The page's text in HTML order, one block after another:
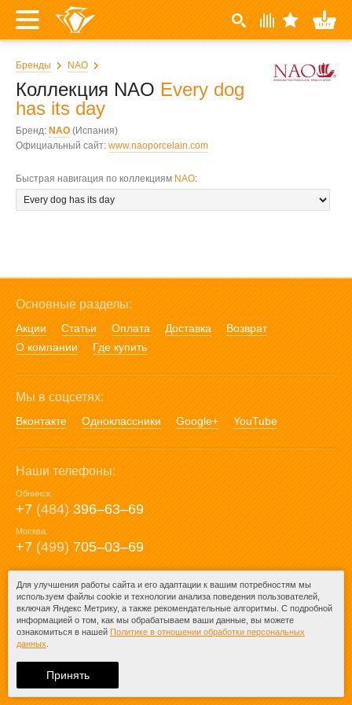
Бренды NAO
Коллекция NAO Every dog
has its day
Бренд: NAO (Испания)
Официальный сайт: www.naoporcelain.com
Быстрая навигация по коллекциям NAO:
Основные разделы:
Акции Статьи Оплата Доставка
Возврат
О компании
Где купить
Мы в соцсетях:
Вконтакте Одноклассники Google+ YouTube
Наши телефоны:
Обнинск:
+7 (484) 396‒63‒69
Москва:
+7 (499) 705‒03‒69
E-mail:
mail@posuda40.ru
При любом копировании информации
ссылка на
Для улучшения работы сайта и его адаптации к вашим потребностям мы
используем файлы cookie и технологии анализа поведения пользователей,
включая Яндекс Метрику, а также рекомендательные алгоритмы. С подробной
информацией о том, как мы обрабатываем ваши данные, вы можете
ознакомиться в нашей Политике в отношении обработки персональных
данных
Принять